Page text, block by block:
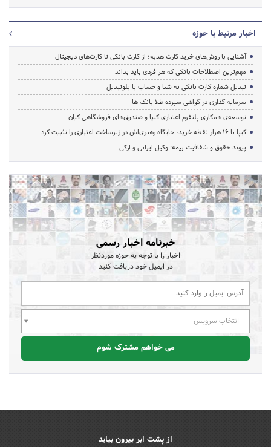
اخبار مرتبط با حوزه
آشنایی با روش‌های خرید کارت هدیه؛ از کارت بانکی تا کارت‌های دیجیتال
مهم‌ترین اصطلاحات بانکی که هر فردی باید بداند
تبدیل شماره کارت بانکی به شبا و حساب با بلوتبدیل
سرمایه گذاری در گواهی سپرده طلا بانک ها
توسعه‌ی همکاری‌ پلتفرم اعتباری کیپا و صندوق‌های فروشگاهی کیان
کیپا با ۱۶ هزار نقطه خرید، جایگاه رهبری‌اش در زیرساخت اعتباری را تثبیت کرد
پیوند حقوق و شفافیت بیمه: وکیل ایرانی و ازکی
خبرنامه اخبار رسمی
اخبار را با توجه به حوزه موردنظر
در ایمیل خود دریافت کنید
انتخاب سرویس
می خواهم مشترک شوم
از پشت ابر بیرون بیاید